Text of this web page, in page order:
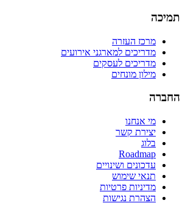
תמיכה
מרכז העזרה
מדריכים למארגני אירועים
מדריכים לעסקים
מילון מונחים
החברה
מי אנחנו
יצירת קשר
בלוג
Roadmap
עדכונים ושינויים
תנאי שימוש
מדיניות פרטיות
הצהרת נגישות